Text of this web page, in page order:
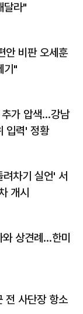
달라"
안 비판 오세훈
기"
가 압색…강남
입력' 정황
차기 실언' 서
개시
상견례…한미
전 사단장 항소